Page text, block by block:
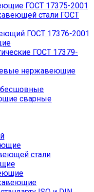
ГОСТ 17375-2001
стали ГОСТ
ГОСТ 17376-2001
ГОСТ 17379-
нержавеющие
сварные
стали